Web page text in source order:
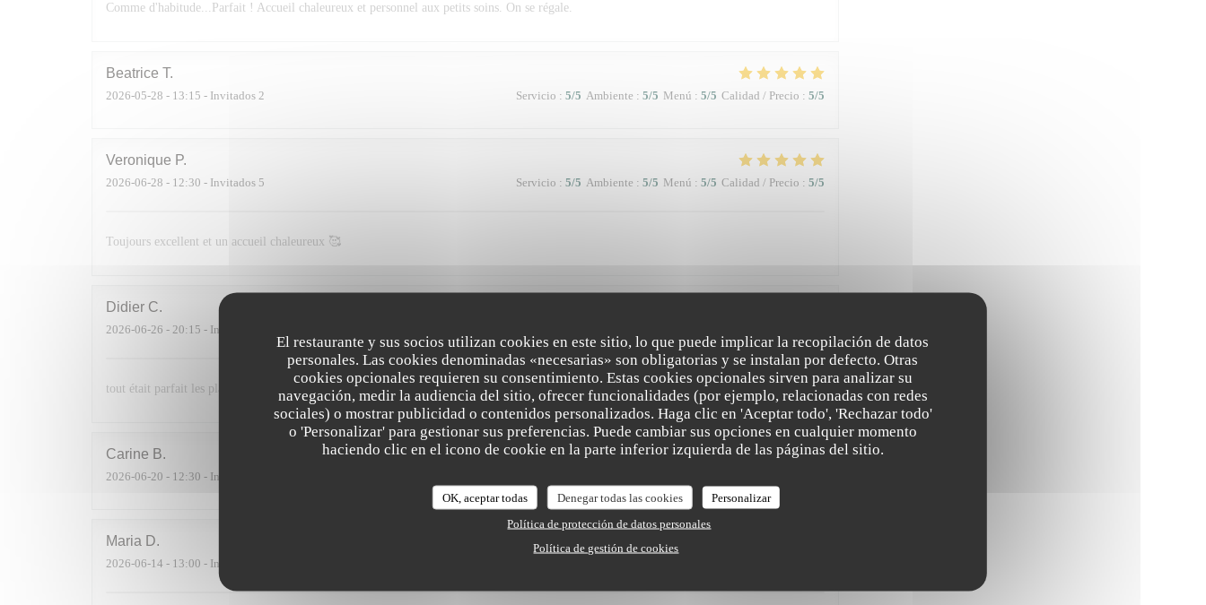
El restaurante y sus socios utilizan cookies en este sitio, lo que puede implicar la recopilación de datos
personales. Las cookies denominadas «necesarias» son obligatorias y se instalan por defecto. Otras
cookies opcionales requieren su consentimiento. Estas cookies opcionales sirven para analizar su
navegación, medir la audiencia del sitio, ofrecer funcionalidades (por ejemplo, relacionadas con redes
sociales) o mostrar publicidad o contenidos personalizados. Haga clic en 'Aceptar todo', 'Rechazar todo'
o 'Personalizar' para gestionar sus preferencias. Puede cambiar sus opciones en cualquier momento
haciendo clic en el icono de cookie en la parte inferior izquierda de las páginas del sitio.
OK, aceptar todas Denegar todas las cookies
Personalizar
Política de protección de datos personales
Política de gestión de cookies
Comme d'habitude...Parfait ! Accueil chaleureux et personnel aux petits soins. On se régale.
Beatrice T
2026-05-28 - 13:15 - Invitados 2 Servicio : 5/5 Ambiente : 5/5 Menú : 5/5 Calidad / Precio : 5/5
Veronique P
2026-06-28 - 12:30 - Invitados 5 Servicio : 5/5 Ambiente : 5/5 Menú : 5/5 Calidad / Precio : 5/5
Toujours excellent et un accueil chaleureux 🥰
Didier C
2026-06-26 - 20:15 - Invitados 4
tout était parfait les plats étaient délicieux et le service parfait et sympathique
Carine B
2026-06-20 - 12:30 - Invitados 5
Maria D
2026-06-14 - 13:00 - Invitados 10